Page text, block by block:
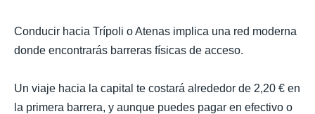
Conducir hacia Trípoli o Atenas implica una red moderna
donde encontrarás barreras físicas de acceso.
Un viaje hacia la capital te costará alrededor de 2,20 € en
la primera barrera, y aunque puedes pagar en efectivo o